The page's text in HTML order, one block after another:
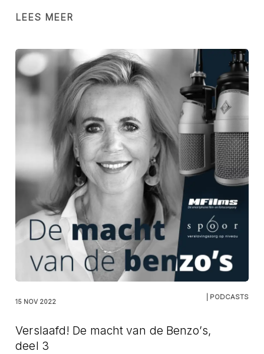
LEES MEER
15 NOV 2022
| PODCASTS
Verslaafd! De macht van de Benzo’s,
deel 3